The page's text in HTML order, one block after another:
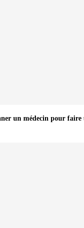
un médecin pour faire